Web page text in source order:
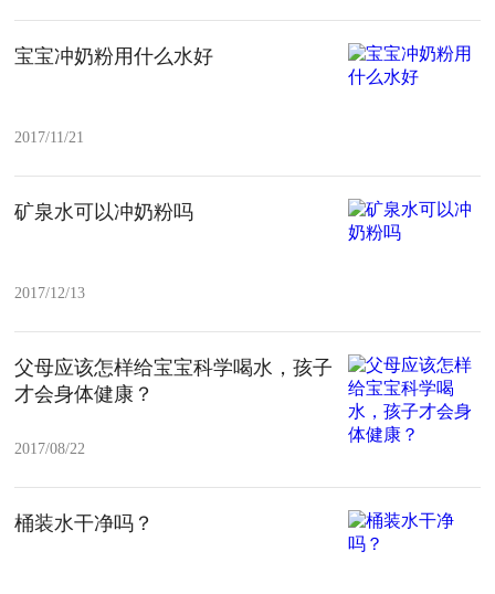
宝宝冲奶粉用什么水好
2017/11/21
矿泉水可以冲奶粉吗
2017/12/13
父母应该怎样给宝宝科学喝水，孩子
才会身体健康？
2017/08/22
桶装水干净吗？